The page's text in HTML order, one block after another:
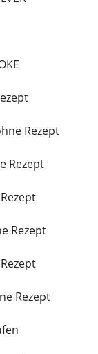
Rezept
Rezept
Rezept
Rezept